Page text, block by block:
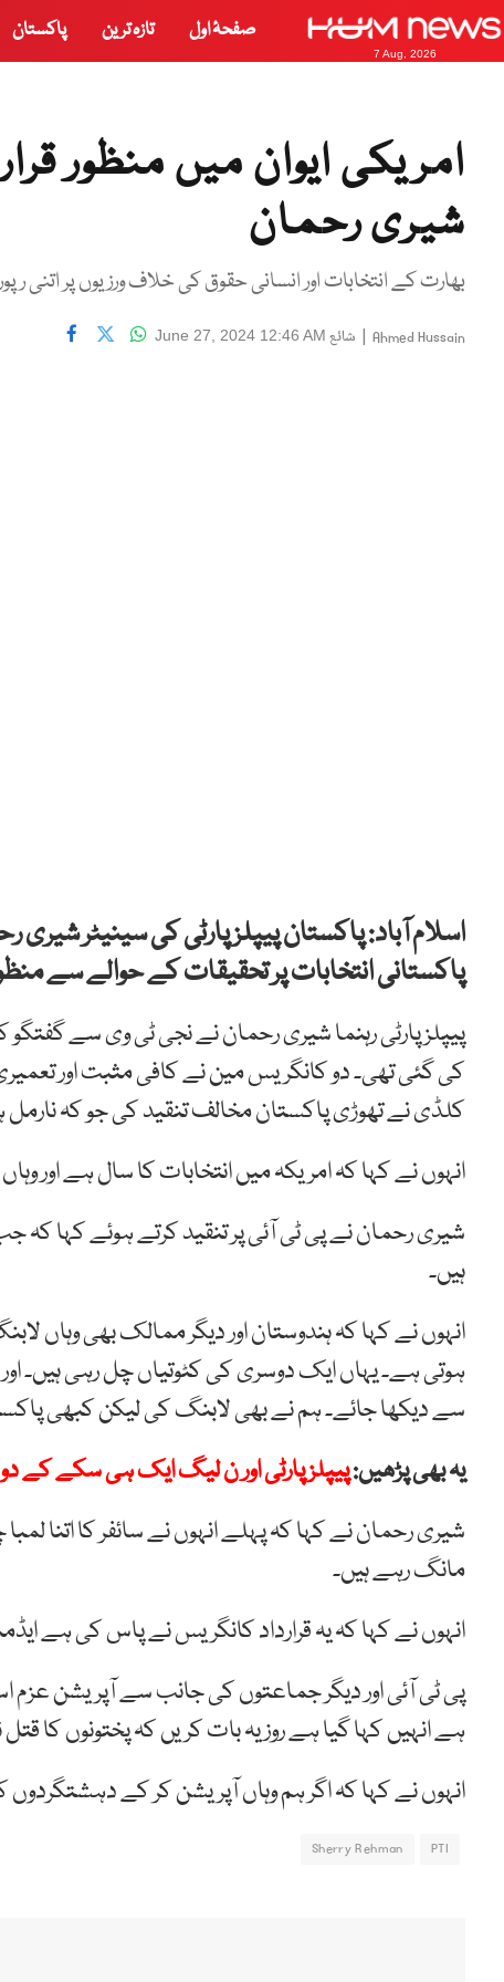
7 Aug, 2026
صفحۂ اول تازہ ترین پاکستان
امریکی ایوان میں منظور
شیری رحمان
بھارت کے انتخابات اور انسانی حقوق کی خلاف ورزیوں پر اتنی
Ahmed Hussain
| شائع June 27, 2024 12:46 AM
اسلام آباد: پاکستان پیپلز پارٹی کی سینیٹر
پاکستانی انتخابات پر تحقیقات کے حوالے سے
کی گئی تھی۔ دو کانگریس مین نے کافی مثبت اور
کلڈی نے تھوڑی پاکستان مخالف تنقید کی جو کہ
انہوں نے کہا کہ امریکہ میں انتخابات کا سال ہے اور
شیری رحمان نے پی ٹی آئی پر تنقید کرتے ہوئے کہا کہ
ہیں۔
انہوں نے کہا کہ ہندوستان اور دیگر ممالک بھی وہاں
ہوتی ہے۔ یہاں ایک دوسری کی کٹوتیاں چل رہی ہیں۔
سے دیکھا جائے۔ ہم نے بھی لابنگ کی لیکن کبھی
یہ بھی پڑھیں:پیپلزپارٹی اور ن لیگ ایک ہی سکے کے
شیری رحمان نے کہا کہ پہلے انہوں نے سائفر کا اتنا
مانگ رہے ہیں۔
انہوں نے کہا کہ یہ قرارداد کانگریس نے پاس کی ہے
پی ٹی آئی اور دیگر جماعتوں کی جانب سے آپریشن عزم
ہے انہیں کہا گیا ہے روز یہ بات کریں کہ پختونوں کا
انہوں نے کہا کہ اگر ہم وہاں آپریشن کر کے دہشتگردوں
PTI
Sherry Rehman